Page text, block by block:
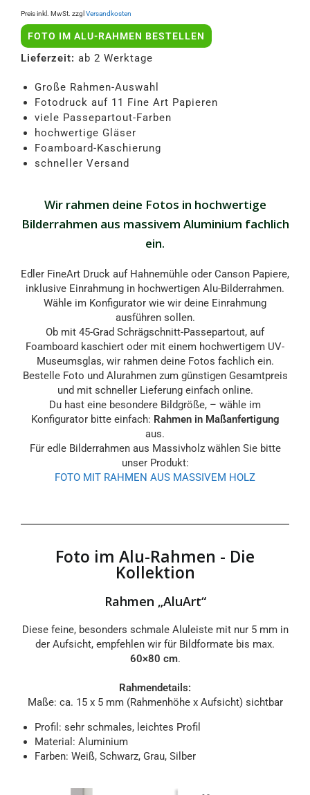
Preis inkl. MwSt. zzgl Versandkosten
FOTO IM ALU-RAHMEN BESTELLEN
Lieferzeit: ab 2 Werktage
Große Rahmen-Auswahl
Fotodruck auf 11 Fine Art Papieren
viele Passepartout-Farben
hochwertige Gläser
Foamboard-Kaschierung
schneller Versand
Wir rahmen deine Fotos in hochwertige
Bilderrahmen aus massivem Aluminium fachlich
ein.
Edler FineArt Druck auf Hahnemühle oder Canson Papiere,
inklusive Einrahmung in hochwertigen Alu-Bilderrahmen.
Wähle im Konfigurator wie wir deine Einrahmung
ausführen sollen.
Ob mit 45-Grad Schrägschnitt-Passepartout, auf
Foamboard kaschiert oder mit einem hochwertigem UV-
Museumsglas, wir rahmen deine Fotos fachlich ein.
Bestelle Foto und Alurahmen zum günstigen Gesamtpreis
und mit schneller Lieferung einfach online.
Du hast eine besondere Bildgröße, – wähle im
Konfigurator bitte einfach: Rahmen in Maßanfertigung
aus.
Für edle Bilderrahmen aus Massivholz wählen Sie bitte
unser Produkt:
FOTO MIT RAHMEN AUS MASSIVEM HOLZ
Foto im Alu-Rahmen - Die
Kollektion
Rahmen „AluArt“
Diese feine, besonders schmale Aluleiste mit nur 5 mm in
der Aufsicht, empfehlen wir für Bildformate bis max.
60×80 cm.
Rahmendetails:
Maße: ca. 15 x 5 mm (Rahmenhöhe x Aufsicht) sichtbar
Profil: sehr schmales, leichtes Profil
Material: Aluminium
Farben: Weiß, Schwarz, Grau, Silber